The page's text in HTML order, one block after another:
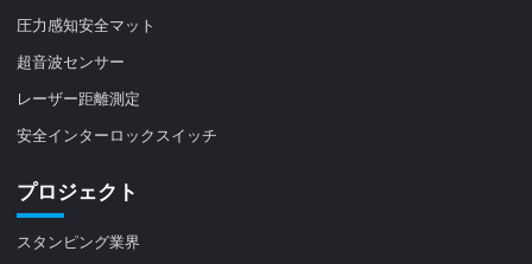
圧力感知安全マット
超音波センサー
レーザー距離測定
安全インターロックスイッチ
プロジェクト
スタンピング業界